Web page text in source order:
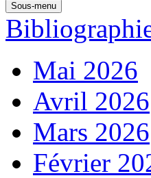
Sous-menu
Mai 2026
Avril 2026
Mars 2026
Février